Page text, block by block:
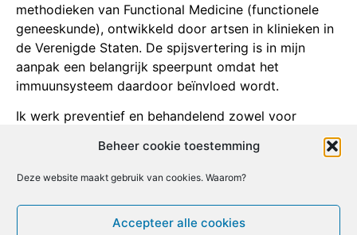
Beheer cookie toestemming
Deze website maakt gebruik van cookies. Waarom?
Accepteer alle cookies
methodieken van Functional Medicine (functionele
geneeskunde), ontwikkeld door artsen in klinieken in
de Verenigde Staten. De spijsvertering is in mijn
aanpak een belangrijk speerpunt omdat het
immuunsysteem daardoor beïnvloed wordt.
Ik werk preventief en behandelend zowel voor
Alexander Korbee is geschoold in de
orthomoleculaire geneeskunde.
https://drkorbee.nl/